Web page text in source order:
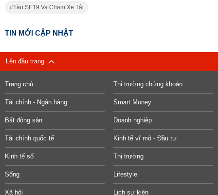
Tàu SE19 Va Chạm Xe Tải
TIN MỚI CẬP NHẬT
Lên đầu trang
Trang chủ Thị trường chứng khoán
Tài chính - Ngân hàng Smart Money
Bất động sản Doanh nghiệp
Tài chính quốc tế Kinh tế vĩ mô - Đầu tư
Kinh tế số Thị trường
Sống Lifestyle
Xã hội Lịch sự kiện